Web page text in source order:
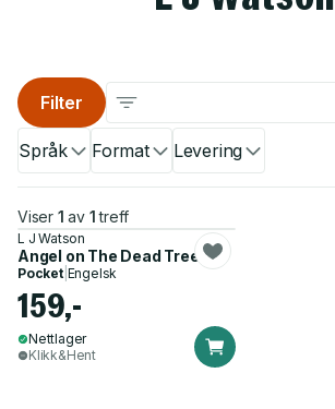
Språk Format Levering
Filter
Viser 1 av 1 treff
L J Watson
Angel on The Dead Tree
Pocket| Engelsk
159,-
Nettlager
Klikk&Hent